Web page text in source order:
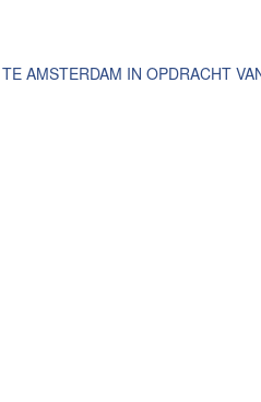
AMSTERDAM IN OPDRACHT